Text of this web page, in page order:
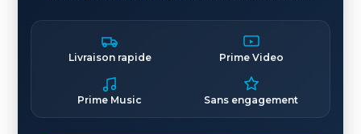
Livraison rapide Prime Video
Prime Music Sans engagement